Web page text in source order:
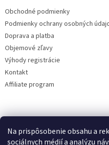
Na prispôsobenie obsahu a
sociálnych médií a analýzu
Obchodné podmienky
Podmienky ochrany osobných
Doprava a platba
Objemové zľavy
Výhody registrácie
Kontakt
Affiliate program